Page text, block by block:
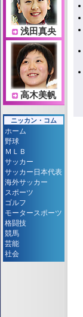
浅田真央
高木美帆
ニッカン・コム
ホーム
野球
ＭＬＢ
サッカー
サッカー日本代表
海外サッカー
スポーツ
ゴルフ
モータースポーツ
格闘技
競馬
芸能
社会